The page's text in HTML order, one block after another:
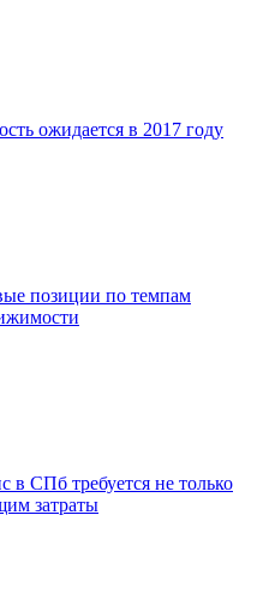
ожидается в 2017 году
позиции по темпам
в СПб требуется не только
затраты